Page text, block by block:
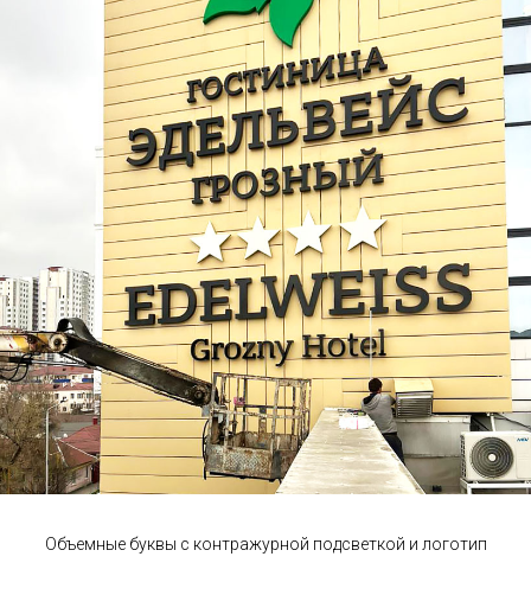
Объемные буквы с контражурной подсветкой и логотип